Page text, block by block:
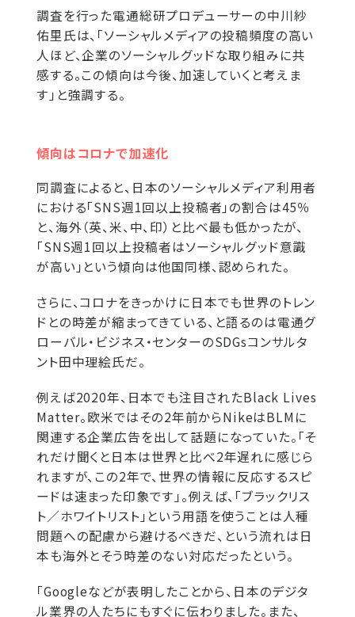
調査を行った電通総研プロデューサーの中川紗
佑里氏は、「ソーシャルメディアの投稿頻度の高い
人ほど、企業のソーシャルグッドな取り組みに共
感する。この傾向は今後、加速していくと考えま
す」と強調する。
傾向はコロナで加速化
同調査によると、日本のソーシャルメディア利用者
における「SNS週1回以上投稿者」の割合は45％
と、海外（英、米、中、印）と比べ最も低かったが、
「SNS週1回以上投稿者はソーシャルグッド意識
が高い」という傾向は他国同様、認められた。
さらに、コロナをきっかけに日本でも世界のトレン
ドとの時差が縮まってきている、と語るのは電通グ
ローバル・ビジネス・センターのSDGsコンサルタ
ント田中理絵氏だ。
例えば2020年、日本でも注目されたBlack Lives
Matter。欧米ではその2年前からNikeはBLMに
関連する企業広告を出して話題になっていた。「そ
れだけ聞くと日本は世界と比べ2年遅れに感じら
れますが、この2年で、世界の情報に反応するスピ
ードは速まった印象です」。例えば、「ブラックリス
ト／ホワイトリスト」という用語を使うことは人種
問題への配慮から避けるべきだ、という流れは日
本も海外とそう時差のない対応だったという。
「Googleなどが表明したことから、日本のデジタ
ル業界の人たちにもすぐに伝わりました。また、